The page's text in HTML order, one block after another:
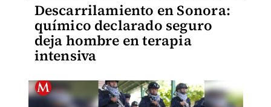
Descarrilamiento en Sonora:
químico declarado seguro
deja hombre en terapia
intensiva